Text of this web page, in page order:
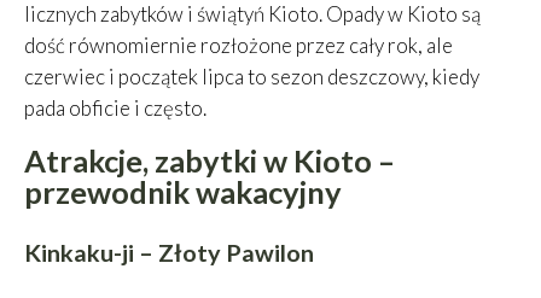
licznych zabytków i świątyń Kioto. Opady w Kioto są
dość równomiernie rozłożone przez cały rok, ale
czerwiec i początek lipca to sezon deszczowy, kiedy
pada obficie i często.
Atrakcje, zabytki w Kioto –
przewodnik wakacyjny
Kinkaku-ji – Złoty Pawilon